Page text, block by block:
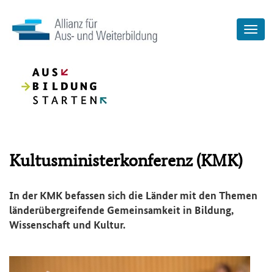
Kultusministerkonferenz (KMK)
In der KMK befassen sich die Länder mit den Themen
länderübergreifende Gemeinsamkeit in Bildung,
Wissenschaft und Kultur.